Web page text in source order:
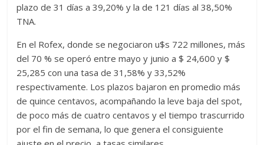
plazo de 31 días a 39,20% y la de 121 días al 38,50%
TNA.
En el Rofex, donde se negociaron u$s 722 millones, más
del 70 % se operó entre mayo y junio a $ 24,600 y $
25,285 con una tasa de 31,58% y 33,52%
respectivamente. Los plazos bajaron en promedio más
de quince centavos, acompañando la leve baja del spot,
de poco más de cuatro centavos y el tiempo trascurrido
por el fin de semana, lo que genera el consiguiente